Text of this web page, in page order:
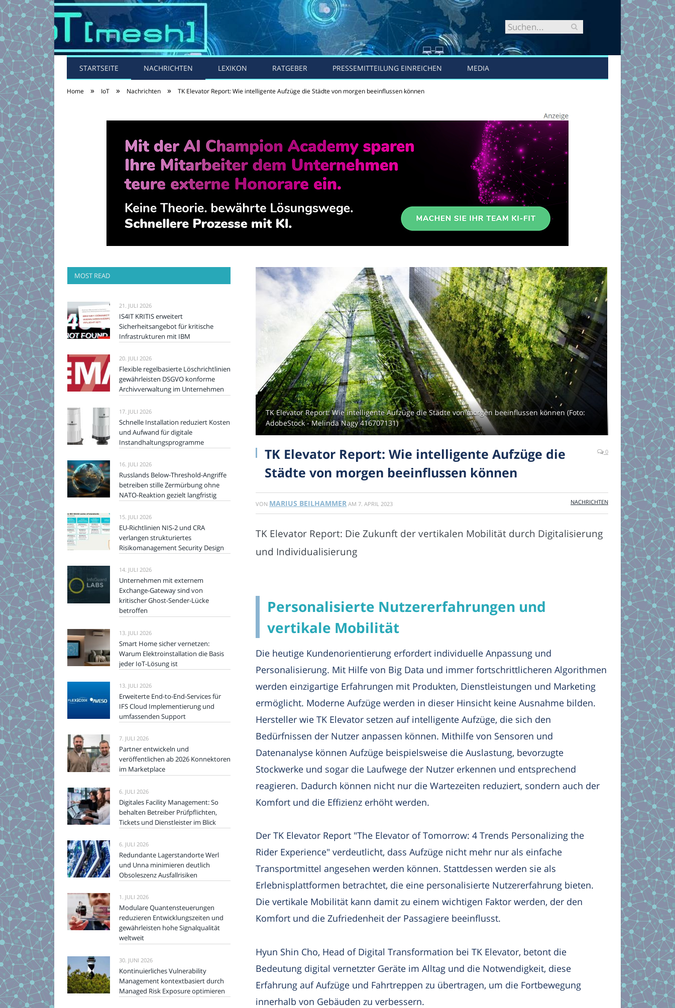
STARTSEITE NACHRICHTEN LEXIKON RATGEBER PRESSEMITTEILUNG EINREICHEN MEDIA
Home » IoT » Nachrichten » TK Elevator Report: Wie intelligente Aufzüge die Städte von morgen beeinflussen können
TK Elevator Report: Wie intelligente Aufzüge die Städte von morgen beeinflussen können (Foto:
AdobeStock - Melinda Nagy 416707131)
TK Elevator Report: Wie intelligente Aufzüge die
Städte von morgen beeinflussen können
0
VON MARIUS BEILHAMMER AM 7. APRIL 2023 NACHRICHTEN
TK Elevator Report: Die Zukunft der vertikalen Mobilität durch Digitalisierung
und Individualisierung
Personalisierte Nutzererfahrungen und
vertikale Mobilität
Die heutige Kundenorientierung erfordert individuelle Anpassung und
Personalisierung. Mit Hilfe von Big Data und immer fortschrittlicheren Algorithmen
werden einzigartige Erfahrungen mit Produkten, Dienstleistungen und Marketing
ermöglicht. Moderne Aufzüge werden in dieser Hinsicht keine Ausnahme bilden.
Hersteller wie TK Elevator setzen auf intelligente Aufzüge, die sich den
Bedürfnissen der Nutzer anpassen können. Mithilfe von Sensoren und
Datenanalyse können Aufzüge beispielsweise die Auslastung, bevorzugte
Stockwerke und sogar die Laufwege der Nutzer erkennen und entsprechend
reagieren. Dadurch können nicht nur die Wartezeiten reduziert, sondern auch der
Komfort und die Effizienz erhöht werden.
Der TK Elevator Report "The Elevator of Tomorrow: 4 Trends Personalizing the
Rider Experience" verdeutlicht, dass Aufzüge nicht mehr nur als einfache
Transportmittel angesehen werden können. Stattdessen werden sie als
Erlebnisplattformen betrachtet, die eine personalisierte Nutzererfahrung bieten.
Die vertikale Mobilität kann damit zu einem wichtigen Faktor werden, der den
Komfort und die Zufriedenheit der Passagiere beeinflusst.
Hyun Shin Cho, Head of Digital Transformation bei TK Elevator, betont die
Bedeutung digital vernetzter Geräte im Alltag und die Notwendigkeit, diese
Erfahrung auf Aufzüge und Fahrtreppen zu übertragen, um die Fortbewegung
innerhalb von Gebäuden zu verbessern.
MOST READ
21. JULI 2026
IS4IT KRITIS erweitert
Sicherheitsangebot für kritische
Infrastrukturen mit IBM
20. JULI 2026
Flexible regelbasierte Löschrichtlinien
gewährleisten DSGVO konforme
Archivverwaltung im Unternehmen
17. JULI 2026
Schnelle Installation reduziert Kosten
und Aufwand für digitale
Instandhaltungsprogramme
16. JULI 2026
Russlands Below-Threshold-Angriffe
betreiben stille Zermürbung ohne
NATO-Reaktion gezielt langfristig
15. JULI 2026
EU-Richtlinien NIS-2 und CRA
verlangen strukturiertes
Risikomanagement Security Design
14. JULI 2026
Unternehmen mit externem
Exchange-Gateway sind von
kritischer Ghost-Sender-Lücke
betroffen
13. JULI 2026
Smart Home sicher vernetzen:
Warum Elektroinstallation die Basis
jeder IoT-Lösung ist
13. JULI 2026
Erweiterte End-to-End-Services für
IFS Cloud Implementierung und
umfassenden Support
7. JULI 2026
Partner entwickeln und
veröffentlichen ab 2026 Konnektoren
im Marketplace
6. JULI 2026
Digitales Facility Management: So
behalten Betreiber Prüfpflichten,
Tickets und Dienstleister im Blick
6. JULI 2026
Redundante Lagerstandorte Werl
und Unna minimieren deutlich
Obsoleszenz Ausfallrisiken
1. JULI 2026
Modulare Quantensteuerungen
reduzieren Entwicklungszeiten und
gewährleisten hohe Signalqualität
weltweit
30. JUNI 2026
Kontinuierliches Vulnerability
Management kontextbasiert durch
Managed Risk Exposure optimieren